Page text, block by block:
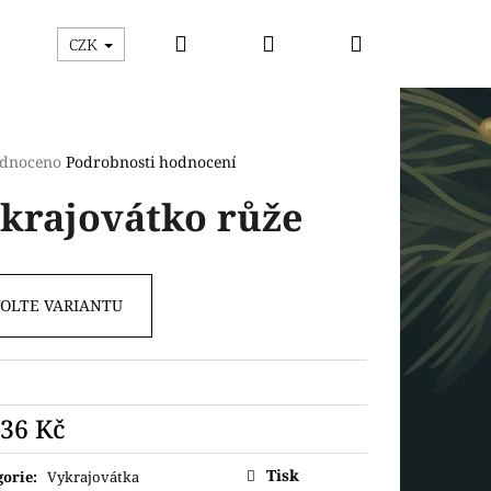
box Vykrajovátka Razítka s
CZK Hledat PřihlášeníNákupní
Podrobnosti hodnocení
růže
VARIANTU
36 Kč
: Vykrajovátka
Tisk